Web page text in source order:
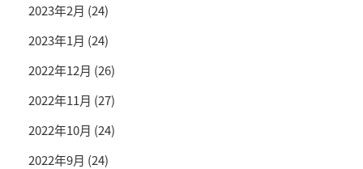
2023年2月 (24)
2023年1月 (24)
2022年12月 (26)
2022年11月 (27)
2022年10月 (24)
2022年9月 (24)